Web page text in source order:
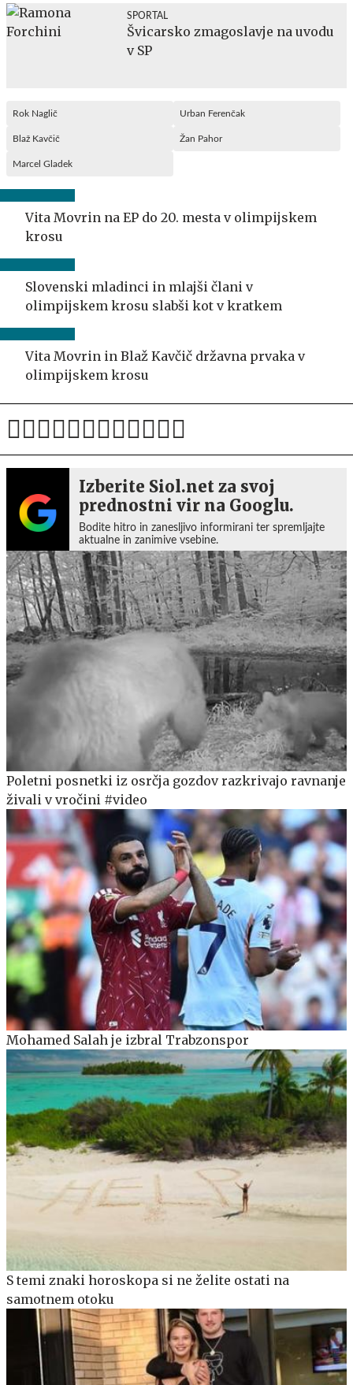
SPORTAL
Švicarsko zmagoslavje na uvodu
v SP
Rok Naglič Urban Ferenčak
Blaž Kavčič Žan Pahor
Marcel Gladek
Vita Movrin na EP do 20. mesta v olimpijskem
krosu
Slovenski mladinci in mlajši člani v
olimpijskem krosu slabši kot v kratkem
Vita Movrin in Blaž Kavčič državna prvaka v
olimpijskem krosu
Izberite Siol.net za svoj
prednostni vir na Googlu.
Bodite hitro in zanesljivo informirani ter spremljajte
aktualne in zanimive vsebine.
Poletni posnetki iz osrčja gozdov razkrivajo ravnanje
živali v vročini #video
Mohamed Salah je izbral Trabzonspor
S temi znaki horoskopa si ne želite ostati na
samotnem otoku